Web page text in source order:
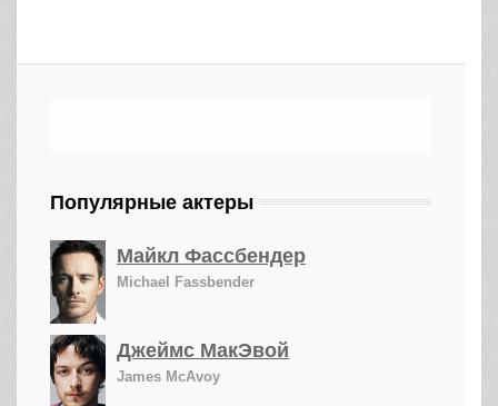
Популярные актеры
Майкл Фассбендер
Michael Fassbender
Джеймс МакЭвой
James McAvoy